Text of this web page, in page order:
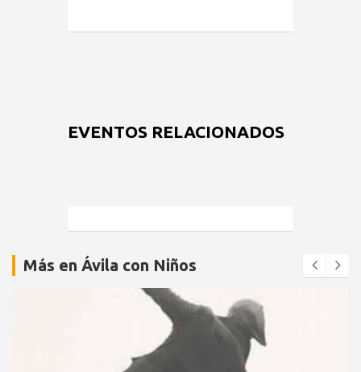
EVENTOS RELACIONADOS
Más en Ávila con Niños